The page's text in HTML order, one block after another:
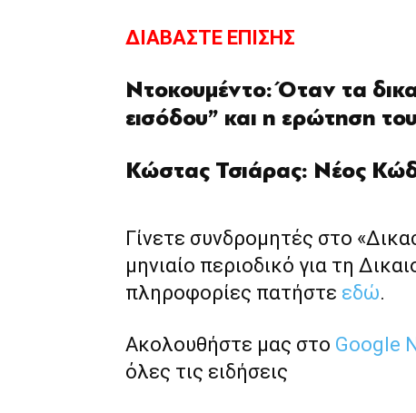
ΔΙΑΒΑΣΤΕ ΕΠΙΣΗΣ
Ντοκουμέντο: Όταν τα
εισόδου” και η ερώτηση
Κώστας Τσιάρας: Νέος
Γίνετε συνδρομητές στο
μηνιαίο περιοδικό για τη
πληροφορίες πατήστε εδώ.
Ακολουθήστε μας στο Google
όλες τις ειδήσεις